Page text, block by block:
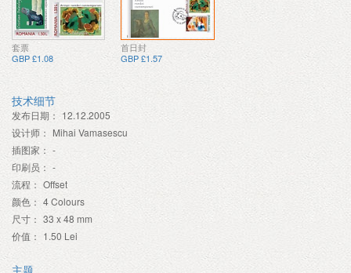
套票
GBP £1.08
首日封
GBP £1.57
技术细节
发布日期： 12.12.2005
设计师： Mihai Vamasescu
插图家： -
印刷员： -
流程： Offset
颜色： 4 Colours
尺寸： 33 x 48 mm
价值： 1.50 Lei
主题